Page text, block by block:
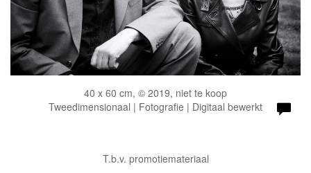
40 x 60 cm, © 2019, niet te koop
Tweedimensionaal | Fotografie | Digitaal bewerkt
T.b.v. promotiemateriaal